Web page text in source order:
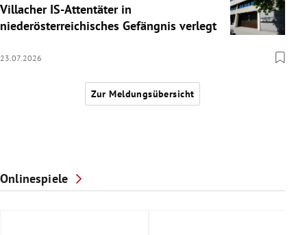
Villacher IS-Attentäter in
niederösterreichisches Gefängnis verlegt
23.07.2026
Zur Meldungsübersicht
Onlinespiele